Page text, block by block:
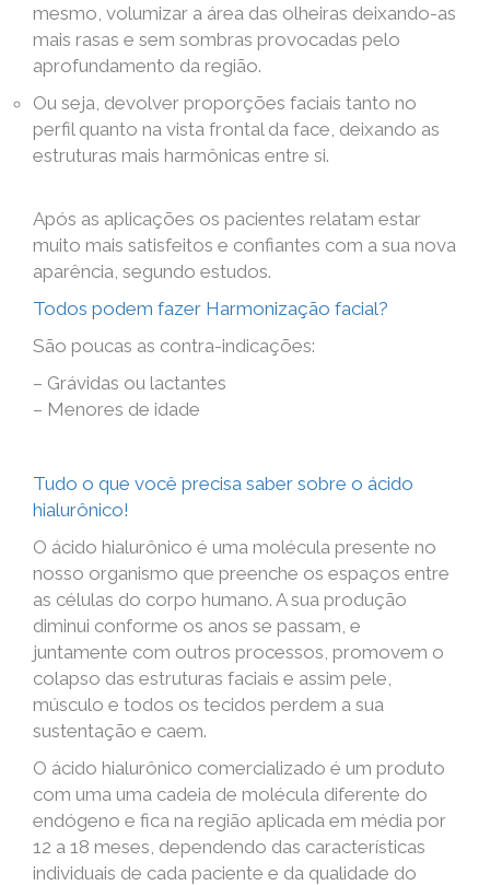
mesmo, volumizar a área das olheiras deixando-as
mais rasas e sem sombras provocadas pelo
aprofundamento da região.
Ou seja, devolver proporções faciais tanto no
perfil quanto na vista frontal da face, deixando as
estruturas mais harmônicas entre si.
Após as aplicações os pacientes relatam estar
muito mais satisfeitos e confiantes com a sua nova
aparência, segundo estudos.
Todos podem fazer Harmonização facial?
São poucas as contra-indicações:
– Grávidas ou lactantes
– Menores de idade
Tudo o que você precisa saber sobre o ácido
hialurônico!
O ácido hialurônico é uma molécula presente no
nosso organismo que preenche os espaços entre
as células do corpo humano. A sua produção
diminui conforme os anos se passam, e
juntamente com outros processos, promovem o
colapso das estruturas faciais e assim pele,
músculo e todos os tecidos perdem a sua
sustentação e caem.
O ácido hialurônico comercializado é um produto
com uma uma cadeia de molécula diferente do
endógeno e fica na região aplicada em média por
12 a 18 meses, dependendo das características
individuais de cada paciente e da qualidade do